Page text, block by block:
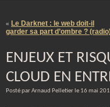
« Le Darknet : le web doit-il
garder sa part d’ombre ?
ENJEUX ET
CLOUD EN
Posté par Arnaud Pelletier le 16 mai